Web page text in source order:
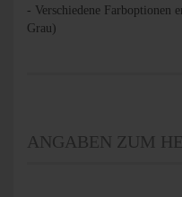
- Verschiedene Farboptionen
Grau)
ANGABEN ZUM